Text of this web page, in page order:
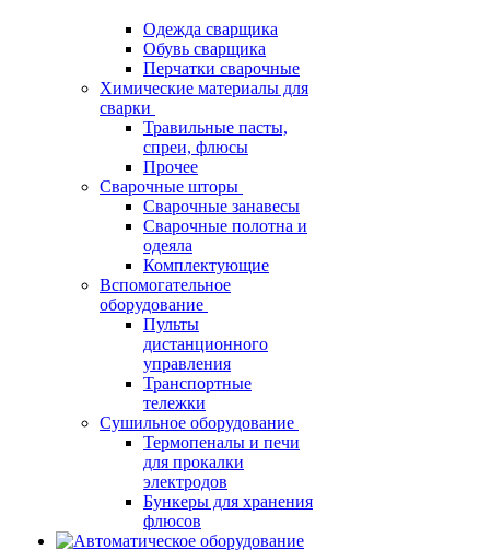
Одежда сварщика
Обувь сварщика
Перчатки сварочные
Химические материалы для
сварки
Травильные пасты,
спреи, флюсы
Прочее
Сварочные шторы
Сварочные занавесы
Сварочные полотна и
одеяла
Комплектующие
Вспомогательное
оборудование
Пульты
дистанционного
управления
Транспортные
тележки
Сушильное оборудование
Термопеналы и печи
для прокалки
электродов
Бункеры для хранения
флюсов